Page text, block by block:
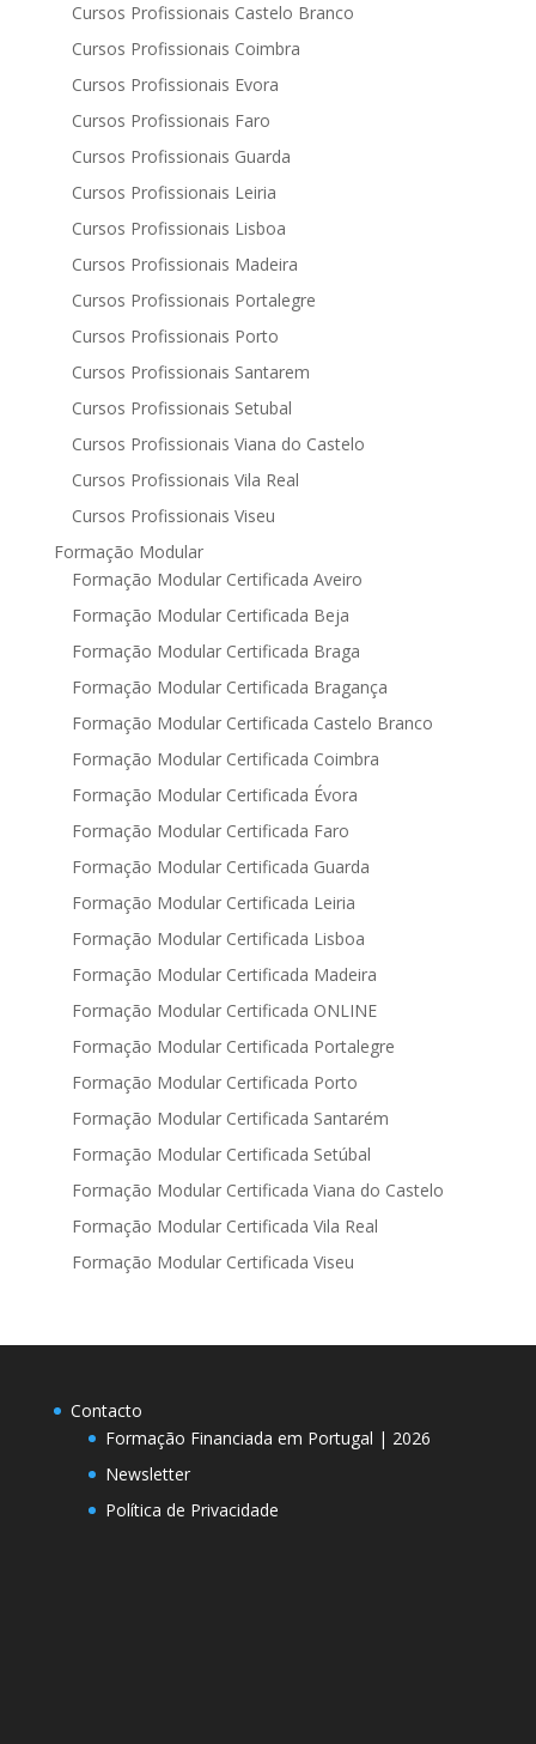
Cursos Profissionais Castelo Branco
Cursos Profissionais Coimbra
Cursos Profissionais Evora
Cursos Profissionais Faro
Cursos Profissionais Guarda
Cursos Profissionais Leiria
Cursos Profissionais Lisboa
Cursos Profissionais Madeira
Cursos Profissionais Portalegre
Cursos Profissionais Porto
Cursos Profissionais Santarem
Cursos Profissionais Setubal
Cursos Profissionais Viana do Castelo
Cursos Profissionais Vila Real
Cursos Profissionais Viseu
Formação Modular
Formação Modular Certificada Aveiro
Formação Modular Certificada Beja
Formação Modular Certificada Braga
Formação Modular Certificada Bragança
Formação Modular Certificada Castelo Branco
Formação Modular Certificada Coimbra
Formação Modular Certificada Évora
Formação Modular Certificada Faro
Formação Modular Certificada Guarda
Formação Modular Certificada Leiria
Formação Modular Certificada Lisboa
Formação Modular Certificada Madeira
Formação Modular Certificada ONLINE
Formação Modular Certificada Portalegre
Formação Modular Certificada Porto
Formação Modular Certificada Santarém
Formação Modular Certificada Setúbal
Formação Modular Certificada Viana do Castelo
Formação Modular Certificada Vila Real
Formação Modular Certificada Viseu
Contacto
Formação Financiada em Portugal | 2026
Newsletter
Política de Privacidade